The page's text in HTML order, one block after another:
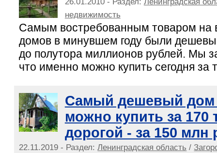
недвижимость
Самым востребованным товаром на
домов в минувшем году были
до полутора миллионов рублей. Мы
что именно можно купить сегодня за
Самый дешевый дом
можно купить за
дорогой - за 150 млн
22.11.2019 - Раздел:Ленинградская область /